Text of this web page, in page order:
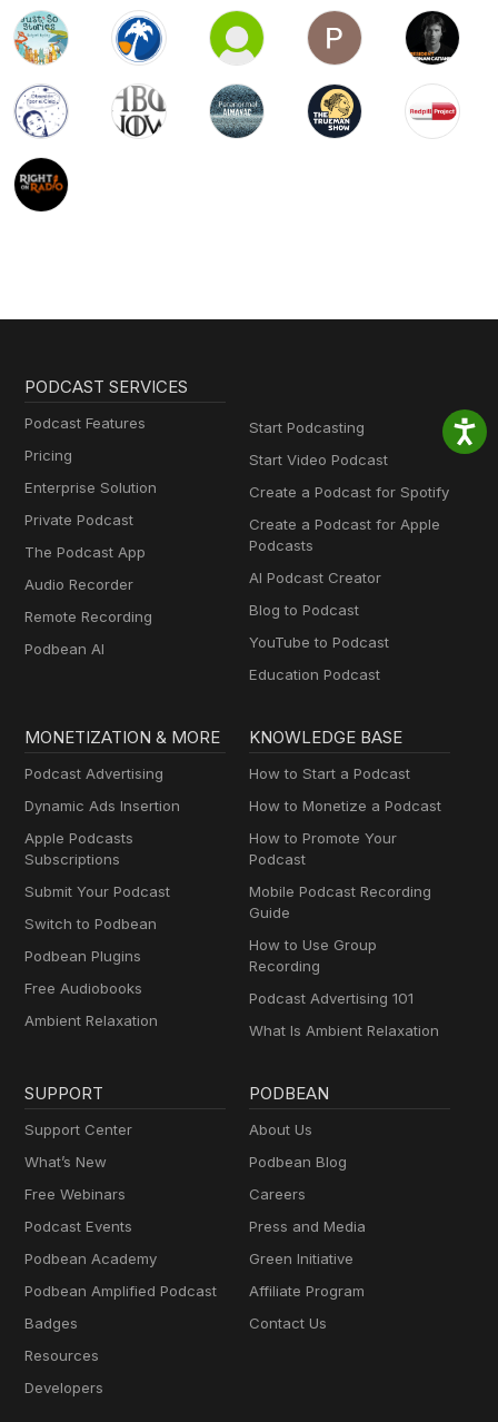
PODCAST SERVICES
Podcast Features
Pricing
Enterprise Solution
Private Podcast
The Podcast App
Audio Recorder
Remote Recording
Podbean AI
Start Podcasting
Start Video Podcast
Create a Podcast for Spotify
Create a Podcast for Apple
Podcasts
AI Podcast Creator
Blog to Podcast
YouTube to Podcast
Education Podcast
MONETIZATION & MORE
Podcast Advertising
Dynamic Ads Insertion
Apple Podcasts
Subscriptions
Submit Your Podcast
Switch to Podbean
Podbean Plugins
Free Audiobooks
Ambient Relaxation
KNOWLEDGE BASE
How to Start a Podcast
How to Monetize a Podcast
How to Promote Your
Podcast
Mobile Podcast Recording
Guide
How to Use Group
Recording
Podcast Advertising 101
What Is Ambient Relaxation
SUPPORT
Support Center
What’s New
Free Webinars
Podcast Events
Podbean Academy
Podbean Amplified Podcast
Badges
Resources
Developers
PODBEAN
About Us
Podbean Blog
Careers
Press and Media
Green Initiative
Affiliate Program
Contact Us